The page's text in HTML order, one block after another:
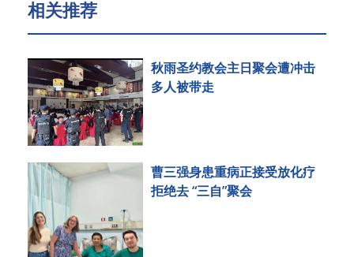
相关推荐
秋雨圣约教会主日聚会遭冲击
多人被带走
曹三强身患重病正接受放化疗
拒绝去 “三自”聚会